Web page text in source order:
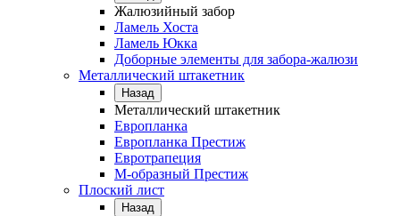
Жалюзийный забор
Ламель Хоста
Ламель Юкка
Доборные элементы для забора-жалюзи
Металлический штакетник
Назад
Металлический штакетник
Европланка
Европланка Престиж
Евротрапеция
М-образный Престиж
Плоский лист
Назад